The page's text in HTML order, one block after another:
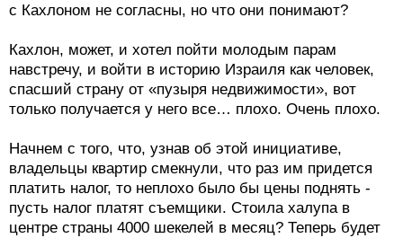
с Кахлоном не согласны, но что они понимают?
Кахлон, может, и хотел пойти молодым парам
навстречу, и войти в историю Израиля как человек,
спасший страну от «пузыря недвижимости», вот
только получается у него все… плохо. Очень плохо.
Начнем с того, что, узнав об этой инициативе,
владельцы квартир смекнули, что раз им придется
платить налог, то неплохо было бы цены поднять -
пусть налог платят съемщики. Стоила халупа в
центре страны 4000 шекелей в месяц? Теперь будет